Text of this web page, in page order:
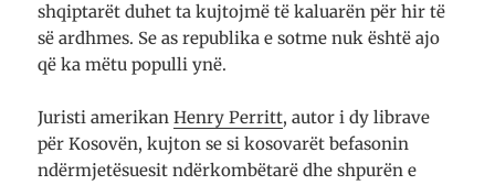
shqiptarët duhet ta kujtojmë të kaluarën për hir të
së ardhmes. Se as republika e sotme nuk është ajo
që ka mëtu populli ynë.
Juristi amerikanHenry Perritt, autor i dy librave
për Kosovën, kujton se si kosovarët befasonin
ndërmjetësuesit ndërkombëtarë dhe shpurën e